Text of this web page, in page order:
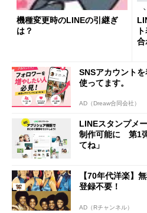
機種変更時のLINEの引継ぎ
は？
合
SNSアカウント
使ってます。
AD（Dreaw合同会社）
LINEスタンプメ
制作可能に 第1
てね」
【70年代洋楽】
登録不要！
AD（Rチャンネル）